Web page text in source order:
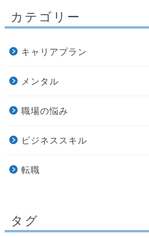
カテゴリー
キャリアプラン
メンタル
職場の悩み
ビジネススキル
転職
タグ